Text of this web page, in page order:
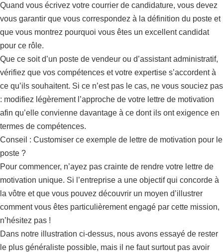
Quand vous écrivez votre courrier de candidature, vous devez
vous garantir que vous correspondez à la définition du poste et
que vous montrez pourquoi vous êtes un excellent candidat
pour ce rôle.
Que ce soit d’un poste de vendeur ou d’assistant administratif,
vérifiez que vos compétences et votre expertise s’accordent à
ce qu’ils souhaitent. Si ce n’est pas le cas, ne vous souciez pas
: modifiez légèrement l’approche de votre lettre de motivation
afin qu’elle convienne davantage à ce dont ils ont exigence en
termes de compétences.
Conseil : Customiser ce exemple de lettre de motivation pour le
poste ?
Pour commencer, n’ayez pas crainte de rendre votre lettre de
motivation unique. Si l’entreprise a une objectif qui concorde à
la vôtre et que vous pouvez découvrir un moyen d’illustrer
comment vous êtes particulièrement engagé par cette mission,
n’hésitez pas !
Dans notre illustration ci-dessus, nous avons essayé de rester
le plus généraliste possible, mais il ne faut surtout pas avoir